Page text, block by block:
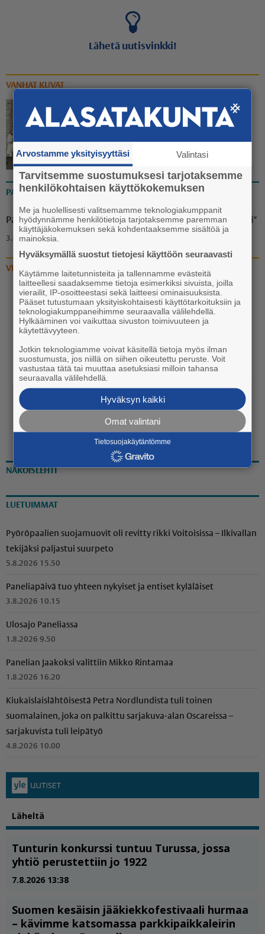
Lähetä uutisvinkki!
VANHAT KUVAT
Rippinuorten rennompi
yhteiskuva
PAKINAT
Pakina: "Ammuu! Eräänä iltana puuttuva palanen löytyi"
3.8. 18:00
VIDEOT
Video: Vanhan liikuntasalin
katoaminen Euran
koulukeskuksen katukuvasta
20.7. 13:30
NÄKÖISLEHTI
LUETUIMMAT
Pyöröpaalien suojamuovit oli revitty rikki Voitoisissa – Ilkivallan
tekijäksi paljastui suurpeto
5.8.2026 15.50
Paneliapäivä tuo yhteen nykyiset ja entiset kyläläiset
3.8.2026 10.15
Ulosajo Paneliassa
1.8.2026 9.50
Panelian Jaakoksi valittiin Mikko Rintamaa
1.8.2026 16.20
Kiukais­lais­läh­töi­sestä Petra Nordlundista tuli toinen
suomalainen, joka on palkittu sarjakuva-alan Oscareissa –
sarjakuvista tuli leipätyö
4.8.2026 10.00
Arvostamme yksityisyyttäsi Valintasi
Tarvitsemme suostumuksesi tarjotaksemme
henkilökohtaisen käyttökokemuksen
Me ja huolellisesti valitsemamme teknologiakumppanit
hyödynnämme henkilötietoja tarjotaksemme paremman
käyttäjäkokemuksen sekä kohdentaaksemme sisältöä ja
mainoksia.
Hyväksymällä suostut tietojesi käyttöön seuraavasti
Käytämme laitetunnisteita ja tallennamme evästeitä
laitteellesi saadaksemme tietoja esimerkiksi sivuista, joilla
vierailit, IP-osoitteestasi sekä laitteesi ominaisuuksista.
Pääset tutustumaan yksityiskohtaisesti käyttötarkoituksiin ja
teknologiakumppaneihimme seuraavalla välilehdellä.
Hylkääminen voi vaikuttaa sivuston toimivuuteen ja
käytettävyyteen.
Jotkin teknologiamme voivat käsitellä tietoja myös ilman
suostumusta, jos niillä on siihen oikeutettu peruste. Voit
vastustaa tätä tai muuttaa asetuksiasi milloin tahansa
seuraavalla välilehdellä.
Hyväksyn kaikki
Omat valintani
Tietosuojakäytäntömme